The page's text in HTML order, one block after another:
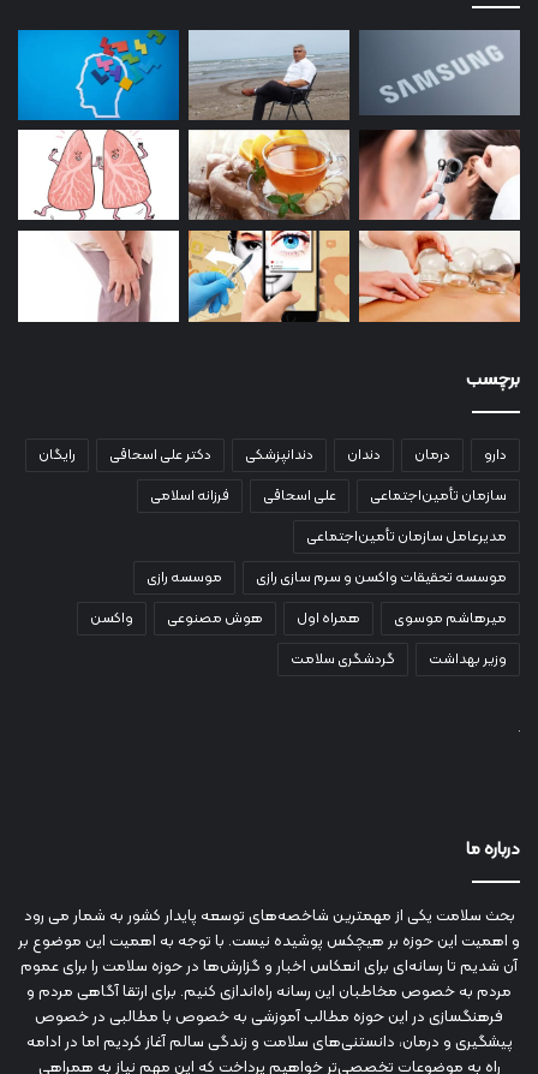
برچسب
دارو درمان دندان دندانپزشکی دکتر علی اسحاقی
رایگان
سازمان تأمین‌اجتماعی
علی اسحاقی
فرزانه اسلامی
مدیرعامل سازمان تأمین‌اجتماعی
موسسه تحقیقات واکسن و سرم سازی رازی
موسسه رازی
میرهاشم موسوی
همراه اول هوش مصنوعی
واکسن
وزیر بهداشت
گردشگری سلامت
درباره ما
بحث سلامت یکی از مهمترین شاخصه‌های توسعه پایدار کشور به شمار می رود
و اهمیت این حوزه بر هیچکس پوشیده نیست. با توجه به اهمیت این موضوع بر
آن شدیم تا رسانه‌ای برای انعکاس اخبار و گزارش‌ها در حوزه سلامت را برای عموم
مردم به خصوص مخاطبان این رسانه راه‌اندازی کنیم. برای ارتقا آگاهی مردم و
فرهنگسازی در این حوزه مطالب آموزشی به خصوص با مطالبی در خصوص
پیشگیری و درمان، دانستنی‌های سلامت و زندگی سالم آغاز کردیم اما در ادامه
راه به موضوعات تخصصی‌تر خواهیم پرداخت که این مهم نیاز به همراهی